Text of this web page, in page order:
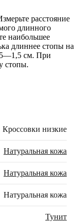
расстояние
длинного
наибольшее
длиннее стопы на
см. При
стопы.
Кроссовки низкие
Натуральная кожа
Натуральная кожа
Натуральная кожа
Тунит